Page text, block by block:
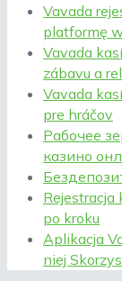
Vavada
platformę
Vavada
zábavu a
Vavada
pre hráčov
Рабочее
казино
Rejestracja
po kroku
Aplikacja
niej